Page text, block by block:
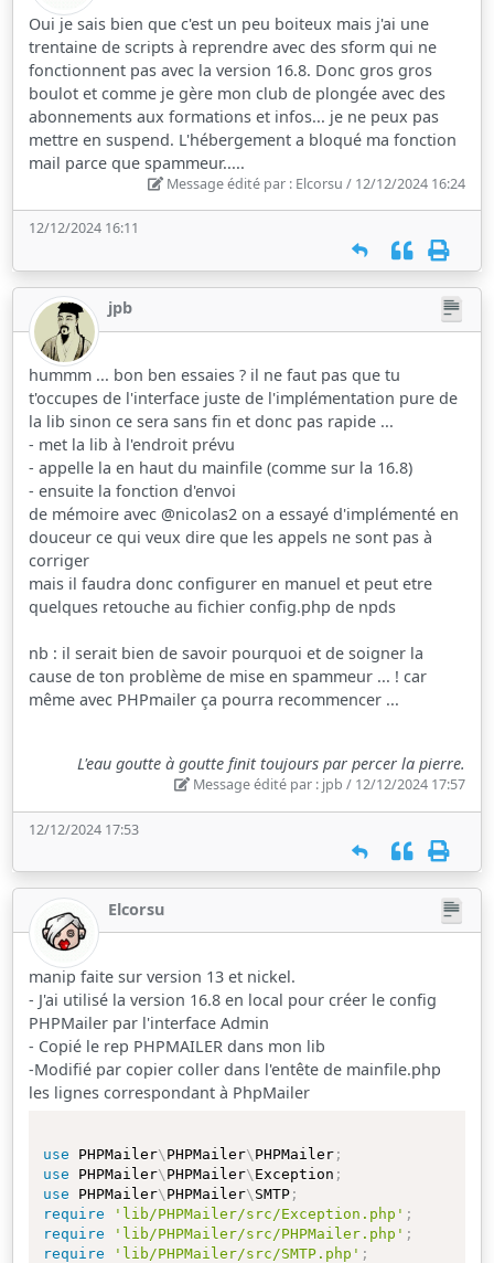
Oui je sais bien que c'est un peu boiteux mais j'ai une
trentaine de scripts à reprendre avec des sform qui ne
fonctionnent pas avec la version 16.8. Donc gros gros
boulot et comme je gère mon club de plongée avec des
abonnements aux formations et infos... je ne peux pas
mettre en suspend. L'hébergement a bloqué ma fonction
mail parce que spammeur.....
Message édité par : Elcorsu / 12/12/2024 16:24
12/12/2024 16:11
jpb
hummm ... bon ben essaies ? il ne faut pas que tu
t'occupes de l'interface juste de l'implémentation pure de
la lib sinon ce sera sans fin et donc pas rapide ...
- met la lib à l'endroit prévu
- appelle la en haut du mainfile (comme sur la 16.8)
- ensuite la fonction d'envoi
de mémoire avec @nicolas2 on a essayé d'implémenté en
douceur ce qui veux dire que les appels ne sont pas à
corriger
mais il faudra donc configurer en manuel et peut etre
quelques retouche au fichier config.php de npds
nb : il serait bien de savoir pourquoi et de soigner la
cause de ton problème de mise en spammeur ... ! car
même avec PHPmailer ça pourra recommencer ...
L'eau goutte à goutte finit toujours par percer la pierre.
Message édité par : jpb / 12/12/2024 17:57
12/12/2024 17:53
Elcorsu
manip faite sur version 13 et nickel.
- J'ai utilisé la version 16.8 en local pour créer le config
PHPMailer par l'interface Admin
- Copié le rep PHPMAILER dans mon lib
-Modifié par copier coller dans l'entête de mainfile.php
les lignes correspondant à PhpMailer
use PHPMailer\ PHPMailer\ PHPMailer;
use
PHPMailer\ PHPMailer\ Exception ;
use
PHPMailer\ PHPMailer\ SMTP;
require
'lib/PHPMailer/src/Exception.php' ;
require
'lib/PHPMailer/src/PHPMailer.php' ;
require
'lib/PHPMailer/src/SMTP.php' ;